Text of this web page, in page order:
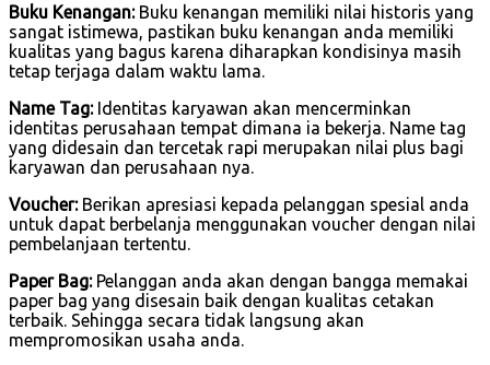
Buku Kenangan:Buku kenangan memiliki nilai historis yang
sangat istimewa, pastikan buku kenangan anda memiliki
kualitas yang bagus karena diharapkan kondisinya masih
tetap terjaga dalam waktu lama.
Name Tag:Identitas karyawan akan mencerminkan
identitas perusahaan tempat dimana ia bekerja. Name tag
yang didesain dan tercetak rapi merupakan nilai plus bagi
karyawan dan perusahaan nya.
Voucher:Berikan apresiasi kepada pelanggan spesial anda
untuk dapat berbelanja menggunakan voucher dengan nilai
pembelanjaan tertentu.
Paper Bag:Pelanggan anda akan dengan bangga memakai
paper bag yang disesain baik dengan kualitas cetakan
terbaik. Sehingga secara tidak langsung akan
mempromosikan usaha anda.